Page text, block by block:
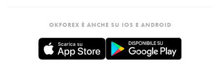
OKFOREX È ANCHE SU IOS E ANDROID